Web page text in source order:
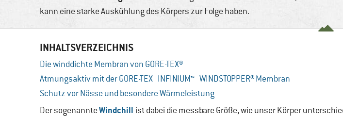
kann eine starke Auskühlung des Körpers zur Folge haben.
INHALTSVERZEICHNIS
Die winddichte Membran von GORE-TEX®
Atmungsaktiv mit der GORE-TEX INFINIUM™ WINDSTOPPER® Membran
Schutz vor Nässe und besondere Wärmeleistung
Der sogenannteWindchill ist dabei die messbare Größe, wie unser Körper